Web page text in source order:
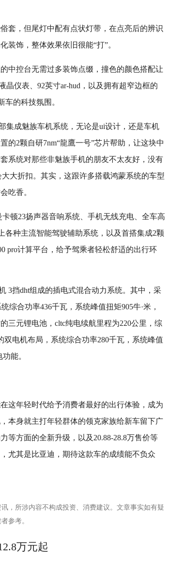
套，但尾灯中配有点状灯带，在点亮后的辨识
装饰，整体效果依旧很能“打”。
中控台无需过多装饰点缀，撞色的颜色搭配让
晶仪表、92英寸ar-hud，以及拥有超窄边框的
车的科技氛围。
集成魅族车机系统，无论是ui设计，还是车机
的2颗自研7nm“龍鷹一号”芯片帮助，让这块中
系统对那些非魅族手机的朋友不太友好，没有
大折扣。其实，这跟许多搭载鸿蒙系统的车型
吃香。
顿23扬声器音响系统、手机无线充电、全车高
各种主流智能驾驶辅助系统，以及首搭集成2颗
pro计算平台，给予驾乘者轻松舒适的出行环
3挡dht组成的插电式混合动力系统。其中，采
综合功率436千瓦，系统峰值扭矩905牛·米，
三元锂电池，cltc纯电续航里程为220公里，综
双电机布局，系统综合功率280千瓦，系统峰值
能。
这年轻时代给予消费者最好的出行体验，成为
本身就主打年轻群体的领克家族给新车留下广
等方面的全新升级，以及20.88-28.8万售价等
尤其是比亚迪，期待这款车的成绩能不负众
，所涉内容不构成投资、消费建议。文章事实如有疑
参考。
万元起